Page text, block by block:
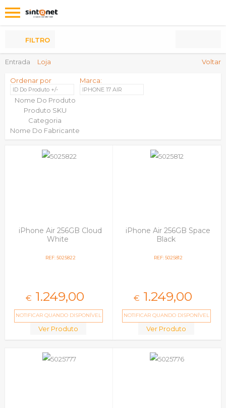
Entrada Loja Voltar
FILTRO
Ordenar por
ID Do Produto +/-
Nome Do Produto
Produto SKU
Categoria
Nome Do Fabricante
Marca:
IPHONE 17 AIR
iPhone Air 256GB Cloud
White
REF: 5025822
€ 1.249,00
NOTIFICAR QUANDO DISPONÍVEL
Ver Produto
iPhone Air 256GB Space
Black
REF: 5025812
€ 1.249,00
NOTIFICAR QUANDO DISPONÍVEL
Ver Produto